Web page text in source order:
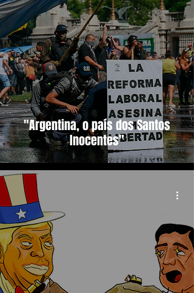
"Argentina, o país dos Santos
Inocentes"